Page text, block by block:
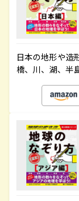
日本の地形や造
橋、川、湖、半